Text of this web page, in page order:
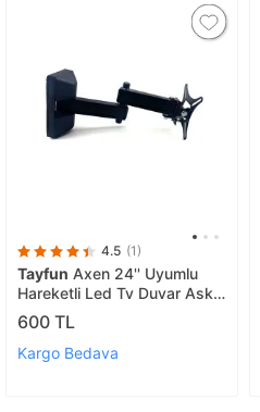
4.5 (1)
Tayfun Axen 24'' Uyumlu
Hareketli Led Tv Duvar Askı
Aparatı
600 TL
Kargo Bedava